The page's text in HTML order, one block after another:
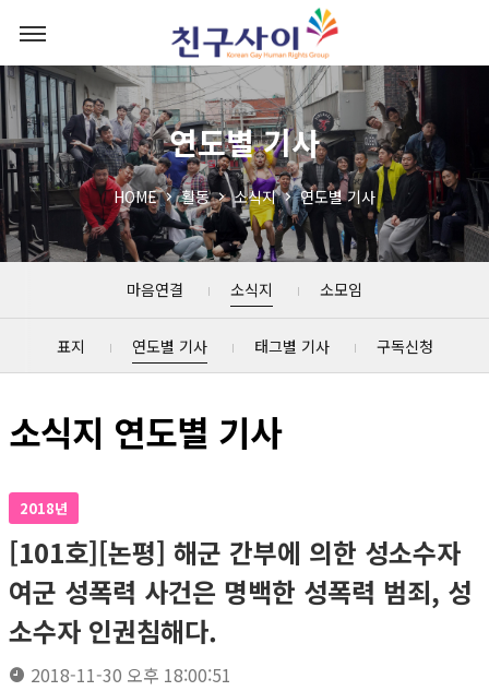
연도별 기사
HOME 활동 소식지 연도별 기사
마음연결 소식지 소모임
표지 연도별 기사 태그별 기사 구독신청
소식지 연도별 기사
2018년
[101호][논평] 해군 간부에 의한 성소수자
여군 성폭력 사건은 명백한 성폭력 범죄, 성
소수자 인권침해다.
2018-11-30 오후 18:00:51